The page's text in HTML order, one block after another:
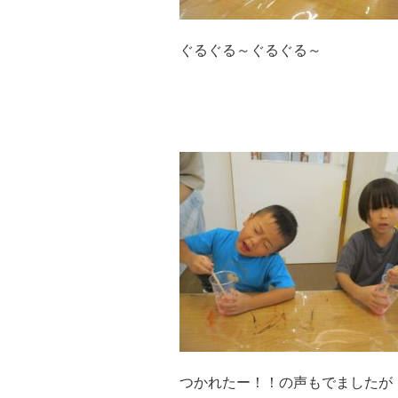
ぐるぐる～ぐるぐる～
つかれたー！！の声もでましたが